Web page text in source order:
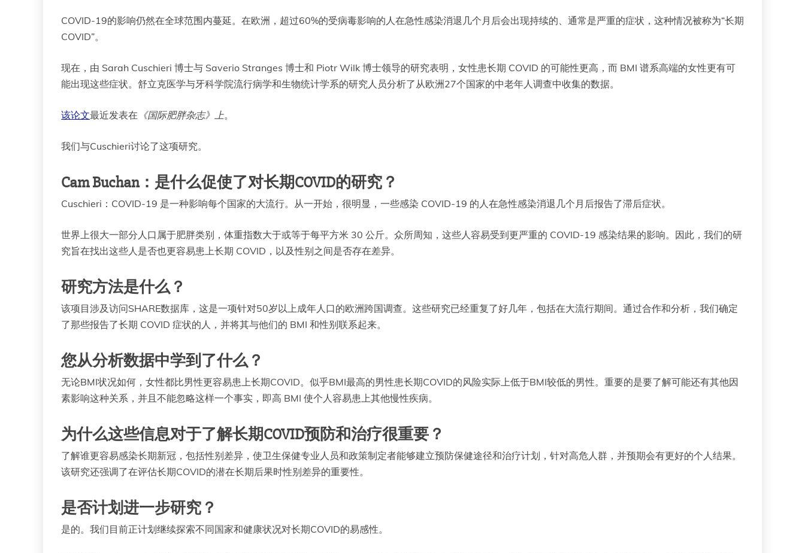
COVID-19的影响仍然在全球范围内蔓延。在欧洲，超过60%的受病毒影响的人在急性感染消退几个月后会出现持续的、通常是严重的症状，这种情况被称为“长期
COVID”。
现在，由 Sarah Cuschieri 博士与 Saverio Stranges 博士和 Piotr Wilk 博士领导的研究表明，女性患长期 COVID 的可能性更高，而 BMI 谱系高端的女性更有可
能出现这些症状。舒立克医学与牙科学院流行病学和生物统计学系的研究人员分析了从欧洲27个国家的中老年人调查中收集的数据。
该论文最近发表在 《国际肥胖杂志》上。
我们与Cuschieri讨论了这项研究。
Cam Buchan：是什么促使了对长期COVID的研究？
Cuschieri：COVID-19 是一种影响每个国家的大流行。从一开始，很明显，一些感染 COVID-19 的人在急性感染消退几个月后报告了滞后症状。
世界上很大一部分人口属于肥胖类别，体重指数大于或等于每平方米 30 公斤。众所周知，这些人容易受到更严重的 COVID-19 感染结果的影响。因此，我们的研
究旨在找出这些人是否也更容易患上长期 COVID，以及性别之间是否存在差异。
研究方法是什么？
该项目涉及访问SHARE数据库，这是一项针对50岁以上成年人口的欧洲跨国调查。这些研究已经重复了好几年，包括在大流行期间。通过合作和分析，我们确定
了那些报告了长期 COVID 症状的人，并将其与他们的 BMI 和性别联系起来。
您从分析数据中学到了什么？
无论BMI状况如何，女性都比男性更容易患上长期COVID。似乎BMI最高的男性患长期COVID的风险实际上低于BMI较低的男性。重要的是要了解可能还有其他因
素影响这种关系，并且不能忽略这样一个事实，即高 BMI 使个人容易患上其他慢性疾病。
为什么这些信息对于了解长期COVID预防和治疗很重要？
了解谁更容易感染长期新冠，包括性别差异，使卫生保健专业人员和政策制定者能够建立预防保健途径和治疗计划，针对高危人群，并预期会有更好的个人结果。
该研究还强调了在评估长期COVID的潜在长期后果时性别差异的重要性。
是否计划进一步研究？
是的。我们目前正计划继续探索不同国家和健康状况对长期COVID的易感性。